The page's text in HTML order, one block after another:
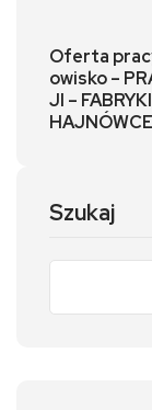
Oferta
owisko –
JI –
HAJNÓWCE
Szukaj